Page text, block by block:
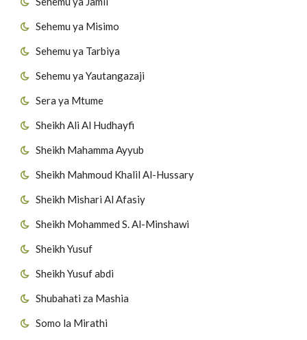
Sehemu ya Misimo
Sehemu ya Tarbiya
Sehemu ya Yautangazaji
Sera ya Mtume
Sheikh Ali Al Hudhayfi
Sheikh Mahamma Ayyub
Sheikh Mahmoud Khalil Al-Hussary
Sheikh Mishari Al Afasiy
Sheikh Mohammed S. Al-Minshawi
Sheikh Yusuf
Sheikh Yusuf abdi
Shubahati za Mashia
Somo la Mirathi